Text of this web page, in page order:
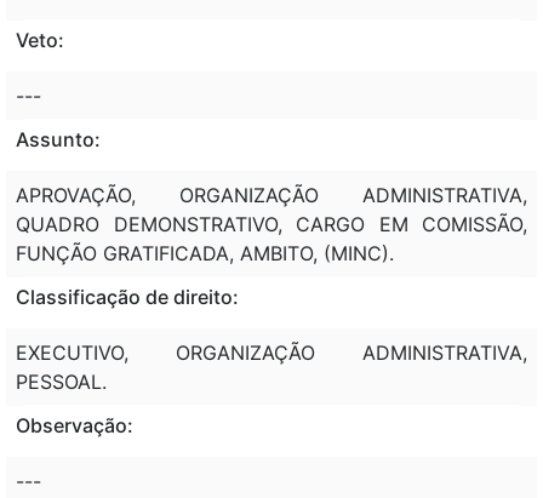
Veto:
---
Assunto:
APROVAÇÃO, ORGANIZAÇÃO ADMINISTRATIVA,
QUADRO DEMONSTRATIVO, CARGO EM COMISSÃO,
FUNÇÃO GRATIFICADA, AMBITO, (MINC).
Classificação de direito:
EXECUTIVO, ORGANIZAÇÃO ADMINISTRATIVA,
PESSOAL.
Observação:
---